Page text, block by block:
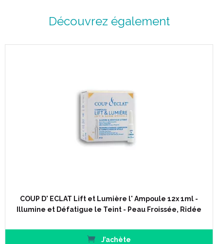
Découvrez également
COUP D' ECLAT Lift et Lumière l' Ampoule 12x 1ml -
Illumine et Défatigue le Teint - Peau Froissée, Ridée
J’achète